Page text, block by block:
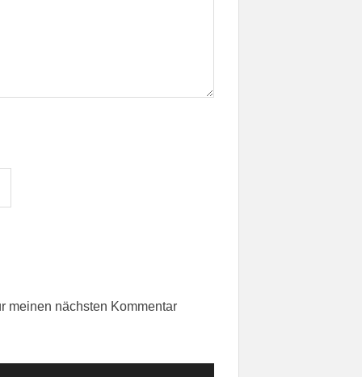
meinen nächsten Kommentar